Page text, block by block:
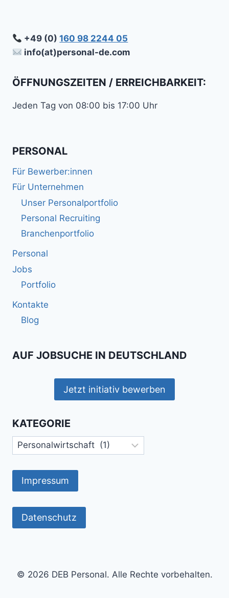
+49 (0)160 98 2244 05
info(at)personal-de.com
ÖFFNUNGSZEITEN / ERREICHBARKEIT:
Jeden Tag von 08:00 bis 17:00 Uhr
PERSONAL
Für Bewerber:innen
Für Unternehmen
Unser Personalportfolio
Personal Recruiting
Branchenportfolio
Personal
Jobs
Portfolio
Kontakte
Blog
AUF JOBSUCHE IN DEUTSCHLAND
Jetzt initiativ bewerben
KATEGORIE
Kategorie
Impressum
Datenschutz
© 2026 DEB Personal. Alle Rechte vorbehalten.